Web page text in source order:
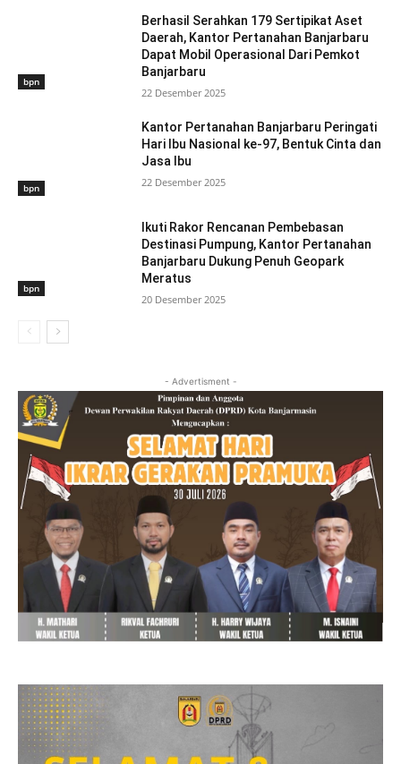
bpn
Berhasil Serahkan 179 Sertipikat Aset
Daerah, Kantor Pertanahan Banjarbaru
Dapat Mobil Operasional Dari Pemkot
Banjarbaru
22 Desember 2025
bpn
Kantor Pertanahan Banjarbaru Peringati
Hari Ibu Nasional ke-97, Bentuk Cinta dan
Jasa Ibu
22 Desember 2025
bpn
Ikuti Rakor Rencanan Pembebasan
Destinasi Pumpung, Kantor Pertanahan
Banjarbaru Dukung Penuh Geopark
Meratus
20 Desember 2025
- Advertisment -